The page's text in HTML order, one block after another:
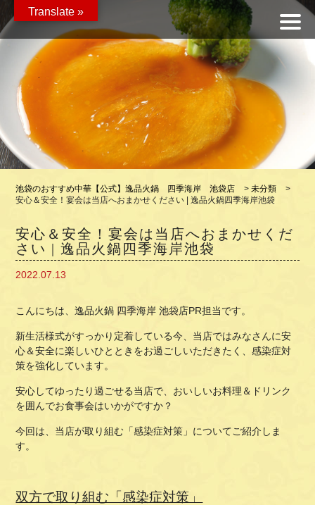
池袋のおすすめ中華【公式】逸品火鍋 四季海岸 池袋店 >未分類
>
安心＆安全！宴会は当店へおまかせください | 逸品火鍋四季海岸池袋
安心＆安全！宴会は当店へおまかせくだ
さい | 逸品火鍋四季海岸池袋
2022.07.13
こんにちは、逸品火鍋 四季海岸 池袋店PR担当です。
新生活様式がすっかり定着している今、当店ではみなさんに安
心＆安全に楽しいひとときをお過ごしいただきたく、感染症対
策を強化しています。
安心してゆったり過ごせる当店で、おいしいお料理＆ドリンク
を囲んでお食事会はいかがですか？
今回は、当店が取り組む「感染症対策」についてご紹介しま
す。
双方で取り組む「感染症対策」
Translate »